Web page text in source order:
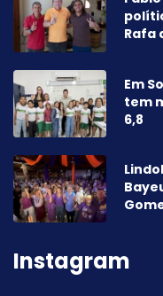
Rafa
Em
tem
6,8
Instagram